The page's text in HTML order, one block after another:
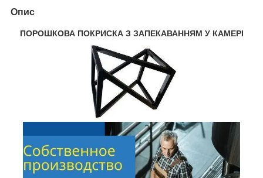
Опис
ПОРОШКОВА ПОКРИСКА З ЗАПЕКАВАННЯМ У КАМЕРІ